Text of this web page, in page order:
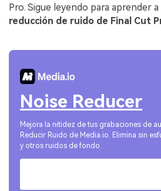
Pro. Sigue leyendo para aprender
reducción de ruido de Final Cut
Noise Reducer
Mejora la nitidez de tus grabaciones de
Reducir Ruido de Media.io. Elimina sin
y otros ruidos de fondo.